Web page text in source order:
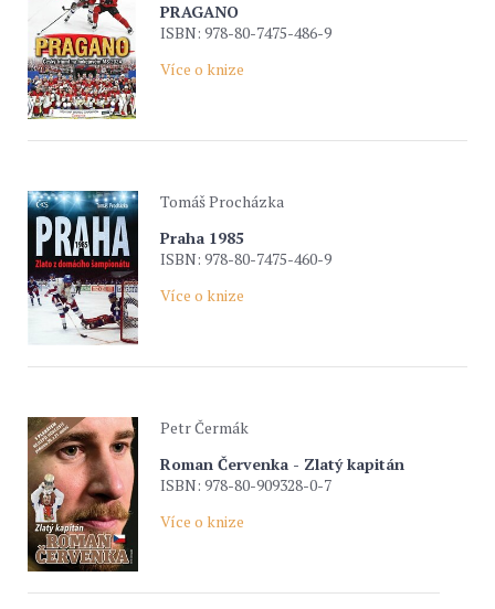
PRAGANO
ISBN: 978-80-7475-486-9
Více o knize
Tomáš Procházka
Praha 1985
ISBN: 978-80-7475-460-9
Více o knize
Petr Čermák
Roman Červenka - Zlatý kapitán
ISBN: 978-80-909328-0-7
Více o knize